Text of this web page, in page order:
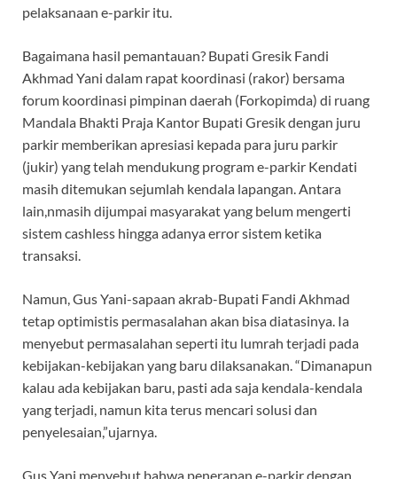
pelaksanaan e-parkir itu.
Bagaimana hasil pemantauan? Bupati Gresik Fandi
Akhmad Yani dalam rapat koordinasi (rakor) bersama
forum koordinasi pimpinan daerah (Forkopimda) di ruang
Mandala Bhakti Praja Kantor Bupati Gresik dengan juru
parkir memberikan apresiasi kepada para juru parkir
(jukir) yang telah mendukung program e-parkir Kendati
masih ditemukan sejumlah kendala lapangan. Antara
lain,nmasih dijumpai masyarakat yang belum mengerti
sistem cashless hingga adanya error sistem ketika
transaksi.
Namun, Gus Yani-sapaan akrab-Bupati Fandi Akhmad
tetap optimistis permasalahan akan bisa diatasinya. Ia
menyebut permasalahan seperti itu lumrah terjadi pada
kebijakan-kebijakan yang baru dilaksanakan. “Dimanapun
kalau ada kebijakan baru, pasti ada saja kendala-kendala
yang terjadi, namun kita terus mencari solusi dan
penyelesaian,”ujarnya.
Gus Yani menyebut bahwa penerapan e-parkir dengan